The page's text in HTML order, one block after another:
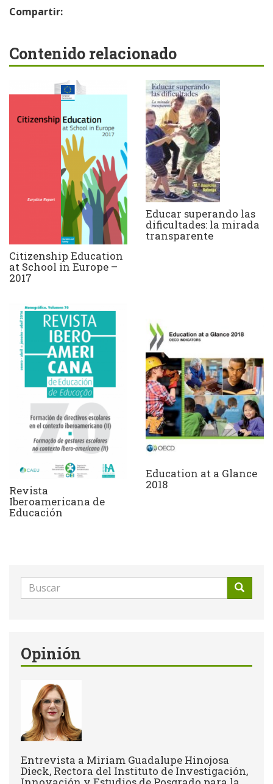
Compartir:
Contenido relacionado
Citizenship Education
at School in Europe –
2017
Educar superando las
dificultades: la mirada
transparente
Revista
Iberoamericana de
Educación
Education at a Glance
2018
Formulario
de
Opinión
Entrevista a Miriam Guadalupe Hinojosa
Dieck, Rectora del Instituto de Investigación,